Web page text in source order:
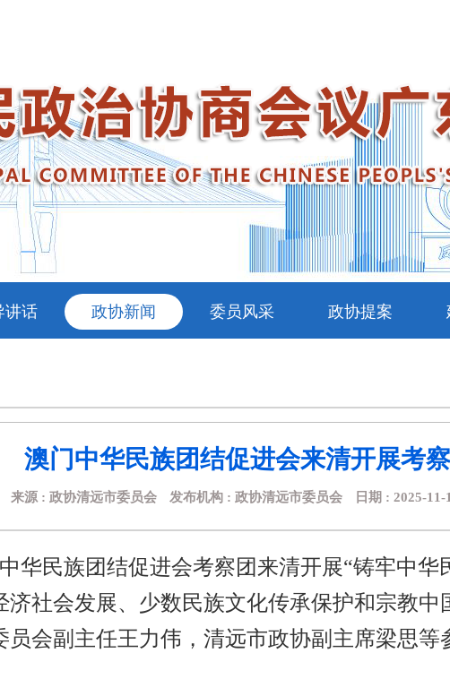
讲话 政协新闻 委员风采 政协提案
澳门中华民族团结促进会来清开展考
来源 : 政协清远市委员会 发布机构 : 政协清远市委员会 日期 : 2025-
华民族团结促进会考察团来清开展“铸牢中
社会发展、少数民族文化传承保护和宗教
会副主任王力伟，清远市政协副主席梁思等